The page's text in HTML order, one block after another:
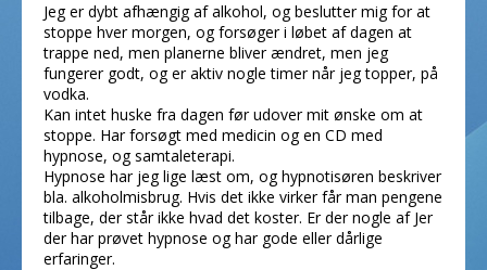
Jeg er dybt afhængig af alkohol, og beslutter mig for at
stoppe hver morgen, og forsøger i løbet af dagen at
trappe ned, men planerne bliver ændret, men jeg
fungerer godt, og er aktiv nogle timer når jeg topper, på
vodka.
Kan intet huske fra dagen før udover mit ønske om at
stoppe. Har forsøgt med medicin og en CD med
hypnose, og samtaleterapi.
Hypnose har jeg lige læst om, og hypnotisøren beskriver
bla. alkoholmisbrug. Hvis det ikke virker får man pengene
tilbage, der står ikke hvad det koster. Er der nogle af Jer
der har prøvet hypnose og har gode eller dårlige
erfaringer.